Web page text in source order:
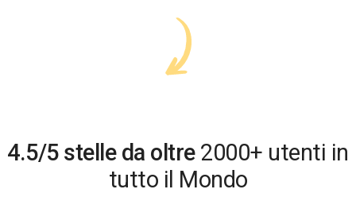
4.5/5 stelle da oltre2000+ utenti in
tutto il Mondo